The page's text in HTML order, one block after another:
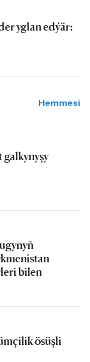
yglan edýär:
Hemmesi
galkynyşy
bilen
ösüşli